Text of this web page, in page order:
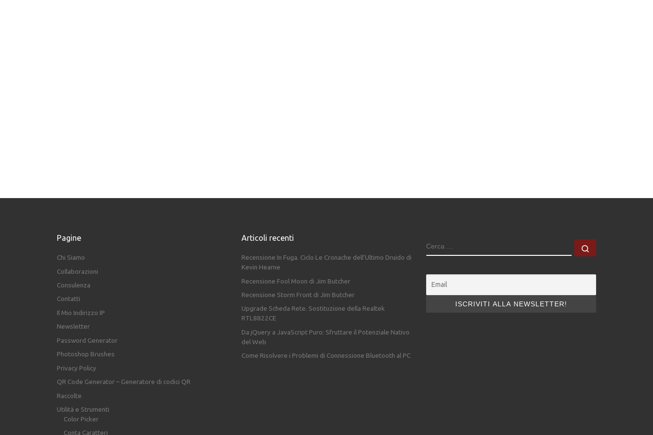
Pagine
Chi Siamo
Collaborazioni
Consulenza
Contatti
Il Mio Indirizzo IP
Newsletter
Password Generator
Photoshop Brushes
Privacy Policy
QR Code Generator – Generatore di codici QR
Raccolte
Utilità e Strumenti
Color Picker
Conta Caratteri
Articoli recenti
Recensione In Fuga. Ciclo Le Cronache dell’Ultimo Druido di
Kevin Hearne
Recensione Fool Moon di Jim Butcher
Recensione Storm Front di Jim Butcher
Upgrade Scheda Rete. Sostituzione della Realtek
RTL8822CE
Da jQuery a JavaScript Puro: Sfruttare il Potenziale Nativo
del Web
Come Risolvere i Problemi di Connessione Bluetooth al PC
CERCA